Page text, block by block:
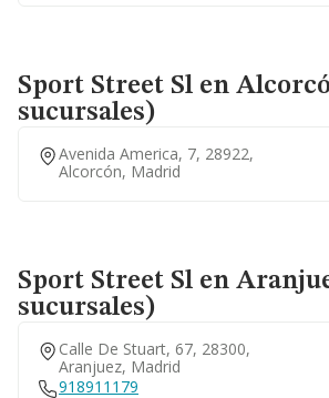
Sport Street Sl en
sucursales)
Avenida America, 7, 28922,
Alcorcón, Madrid
Sport Street Sl en
sucursales)
Calle De Stuart, 67, 28300,
Aranjuez, Madrid
918911179